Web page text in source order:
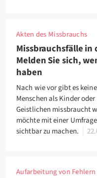
Akten des Missbrauchs
Missbrauchsfälle in
Melden Sie sich,
haben
Nach wie vor gibt es
Menschen als Kinder
Geistlichen missbraucht
möchte mit einer
sichtbar zu machen.
Aufarbeitung von Fehlern